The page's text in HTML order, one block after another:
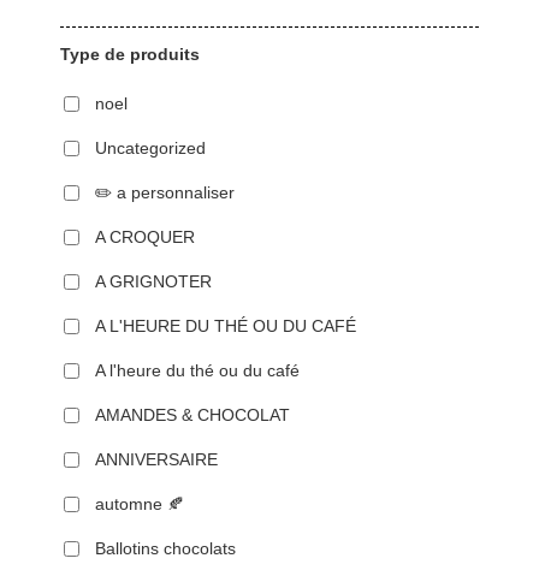
Type de produits
noel
Uncategorized
✏️ a personnaliser
A CROQUER
A GRIGNOTER
A L'HEURE DU THÉ OU DU CAFÉ
A l'heure du thé ou du café
AMANDES & CHOCOLAT
ANNIVERSAIRE
automne 🍂
Ballotins chocolats